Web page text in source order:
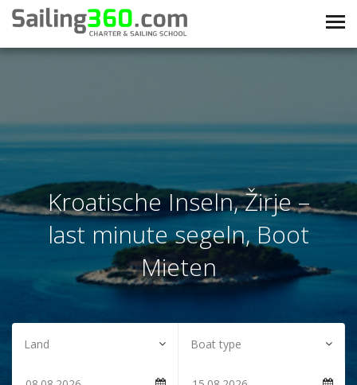
Kroatische Inseln, Žirje –
last minute segeln, Boot
Mieten